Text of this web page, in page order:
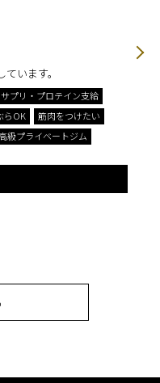
います。
サプリ・プロテイン支給
らOK
筋肉をつけたい
級プライベートジム
総